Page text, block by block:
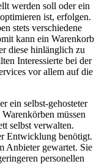
werden soll oder ein
ist, erfolgen.
stets verschiedene
kann ein Warenkorb
diese hinlänglich zu
Interessierte bei der
vor allem auf die
ein selbst-gehosteter
müssen
selbst verwalten.
Entwicklung benötigt.
Anbieter gewartet. Sie
personellen